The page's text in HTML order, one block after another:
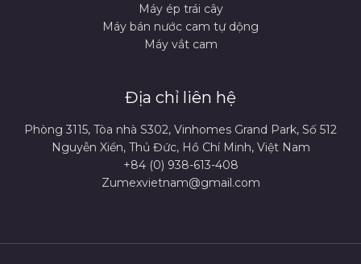
Máy ép trái cây
Máy bán nước cam tự dộng
Máy vắt cam
Địa chỉ liên hệ
Phòng 3115, Tòa nhà S302, Vinhomes Grand Park, Số 512
Nguyễn Xiển, Thủ Đức, Hồ Chí Minh, Việt Nam
+84 (0) 938-613-408
Zumexvietnam@gmail.com